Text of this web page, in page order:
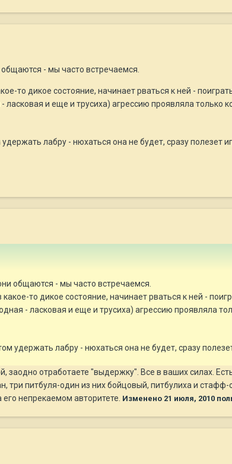
- мы часто встречаемся.
то дикое состояние, начинает рваться к ней -
и еще и трусиха) агрессию проявляла только
лабру - нюхаться она не будет, сразу полезет
общаются - мы часто встречаемся.
то дикое состояние, начинает рваться к ней -
- ласковая и еще и трусиха) агрессию проявляла
удержать лабру - нюхаться она не будет, сразу
заодно отработаете "выдержку". Все в ваших силах.
питбуля-один из них бойцовый, питбулиха и
непрекаемом авторитете. Изменено 21 июля, 2010